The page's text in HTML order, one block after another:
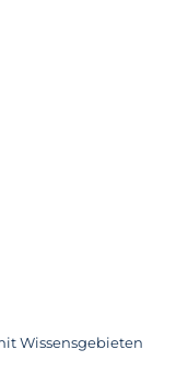
Wissensgebieten